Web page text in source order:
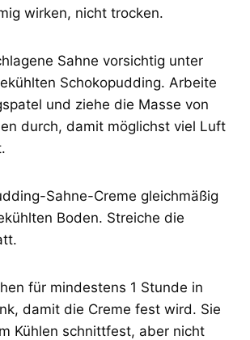
wirken, nicht trocken.
Sahne vorsichtig unter
Schokopudding. Arbeite
und ziehe die Masse von
durch, damit möglichst viel Luft
Sahne-Creme gleichmäßig
Boden. Streiche die
für mindestens 1 Stunde in
damit die Creme fest wird. Sie
Kühlen schnittfest, aber nicht